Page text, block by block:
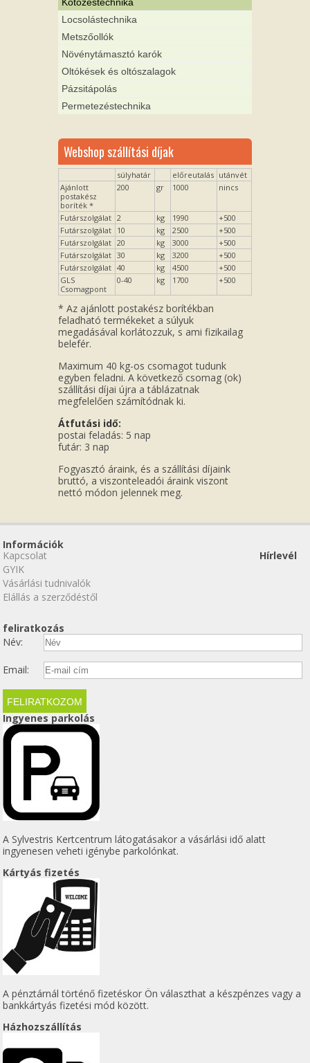
Locsolástechnika
Metszőollók
Növénytámasztó karók
Oltókések és oltószalagok
Pázsitápolás
Permetezéstechnika
Webshop szállítási díjak
súlyhatár előreutalás utánvét
Ajánlott
postakész
boríték *
200 gr 1000 nincs
Futárszolgálat 2 kg 1990
+500
Futárszolgálat 10 kg 2500
+500
Futárszolgálat 20 kg 3000
+500
Futárszolgálat 30 kg 3200
+500
Futárszolgálat 40 kg 4500
+500
GLS
Csomagpont
0-40 kg 1700 +500
* Az ajánlott postakész borítékban
feladható termékeket a súlyuk
megadásával korlátozzuk, s ami fizikailag
belefér.
Maximum 40 kg-os csomagot tudunk
egyben feladni. A következő csomag (ok)
szállítási díjai újra a táblázatnak
megfelelően számítódnak ki.
Átfutási idő:
postai feladás: 5 nap
futár: 3 nap
Fogyasztó áraink, és a szállítási díjaink
bruttó, a viszonteleadói áraink viszont
nettó módon jelennek meg.
Információk
Kapcsolat
GYIK
Vásárlási tudnivalók
Elállás a szerződéstől
Hírlevél
feliratkozás
Név:
Email:
Ingyenes parkolás
A Sylvestris Kertcentrum látogatásakor a vásárlási idő alatt
ingyenesen veheti igénybe parkolónkat.
Kártyás fizetés
A pénztárnál történő fizetéskor Ön választhat a készpénzes vagy a
bankkártyás fizetési mód között.
Házhozszállítás